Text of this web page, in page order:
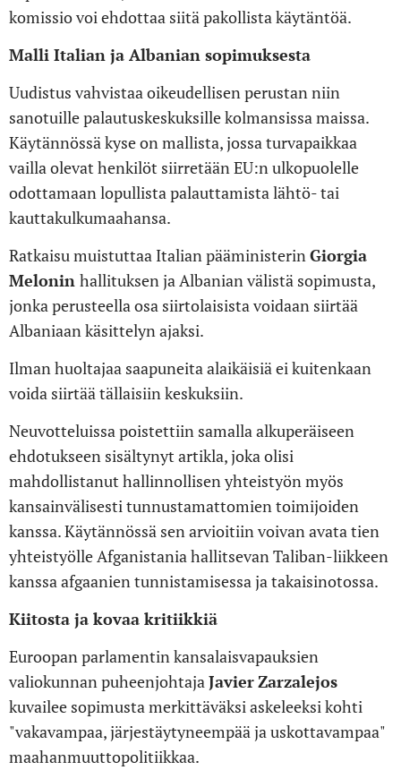
komissio voi ehdottaa siitä pakollista käytäntöä.
Malli Italian ja Albanian sopimuksesta
Uudistus vahvistaa oikeudellisen perustan niin
sanotuille palautuskeskuksille kolmansissa maissa.
Käytännössä kyse on mallista, jossa turvapaikkaa
vailla olevat henkilöt siirretään EU:n ulkopuolelle
odottamaan lopullista palauttamista lähtö- tai
kauttakulkumaahansa.
Ratkaisu muistuttaa Italian pääministerinGiorgia
Melonin hallituksen ja Albanian välistä sopimusta,
jonka perusteella osa siirtolaisista voidaan siirtää
Albaniaan käsittelyn ajaksi.
Ilman huoltajaa saapuneita alaikäisiä ei kuitenkaan
voida siirtää tällaisiin keskuksiin.
Neuvotteluissa poistettiin samalla alkuperäiseen
ehdotukseen sisältynyt artikla, joka olisi
mahdollistanut hallinnollisen yhteistyön myös
kansainvälisesti tunnustamattomien toimijoiden
kanssa. Käytännössä sen arvioitiin voivan avata tien
yhteistyölle Afganistania hallitsevan Taliban-liikkeen
kanssa afgaanien tunnistamisessa ja takaisinotossa.
Kiitosta ja kovaa kritiikkiä
Euroopan parlamentin kansalaisvapauksien
valiokunnan puheenjohtajaJavierZarzalejos
kuvailee sopimusta merkittäväksi askeleeksi kohti
"vakavampaa, järjestäytyneempää ja uskottavampaa"
maahanmuuttopolitiikkaa.